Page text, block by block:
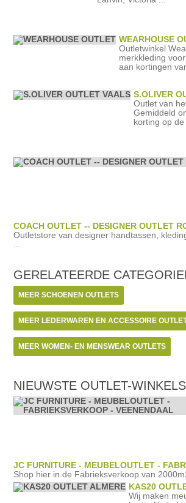
WEARHOUSE
Outletwinkel
merkkleding
aan kortingen
S.OLIVER
Outlet van
Gemiddeld
korting op de
COACH OUTLET -- DESIGNER OUTLET
Outletstore van designer handtassen,
GERELATEERDE
MEER SCHOENEN OUTLETS
MEER LEDERWAREN EN ACCESSOIRE
MEER WOMEN- EN MENSWEAR OUTLETS
NIEUWSTE OUTLET-WINKELS
JC FURNITURE - MEUBELOUTLET -
Shop hier in de Fabrieksverkoop van
KAS20
Wij maken